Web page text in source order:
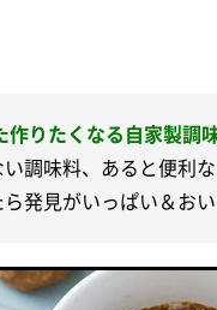
作りたくなる自家製調
調味料、あると便利
発見がいっぱい＆お